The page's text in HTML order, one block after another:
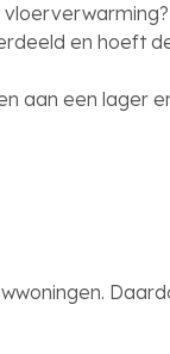
en hoeft
aan een lager